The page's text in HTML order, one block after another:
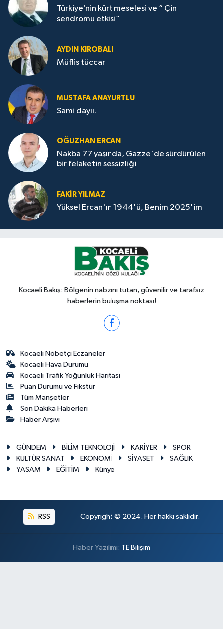
Türkiye’nin kürt meselesi ve “ Çin
sendromu etkisi”
AYDIN KIROBALI
Müflis tüccar
MUSTAFA ANAYURTLU
Sami dayıı.
OĞUZHAN ERCAN
Nakba 77 yaşında, Gazze'de sürdürülen
bir felaketin sessizliği
FAKİR YILMAZ
Yüksel Ercan'ın 1944'ü, Benim 2025'im
Kocaeli Bakış: Bölgenin nabzını tutan, güvenilir ve tarafsız
haberlerin buluşma noktası!
Kocaeli Nöbetçi Eczaneler
Kocaeli Hava Durumu
Kocaeli Trafik Yoğunluk Haritası
Puan Durumu ve Fikstür
Tüm Manşetler
Son Dakika Haberleri
Haber Arşivi
GÜNDEM BİLİM TEKNOLOJİ KARİYER
SPOR
KÜLTÜR SANAT
EKONOMİ SİYASET
SAĞLIK
YAŞAM
EĞİTİM Künye
RSS Copyright © 2024. Her hakkı saklıdır.
Haber Yazılımı: TE Bilişim